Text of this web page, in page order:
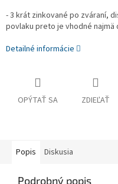
- 3 krát zinkované po zváraní,
povlaku preto je vhodné najmä
Detailné informácie
OPÝTAŤ SA ZDIEĽAŤ
Popis Diskusia
Podrobný popis